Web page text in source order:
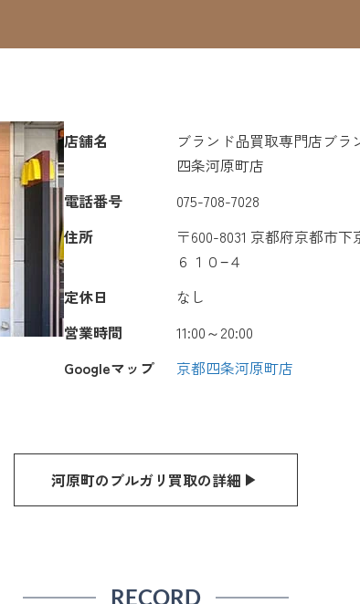
店舗名
ブランド品買取専門店ブラ
四条河原町店
電話番号
075-708-7028
住所
〒600-8031 京都府京都市
６１０−４
定休日
なし
営業時間
11:00～20:00
Googleマップ
京都四条河原町店
河原町のブルガリ買取の詳細
RECORD